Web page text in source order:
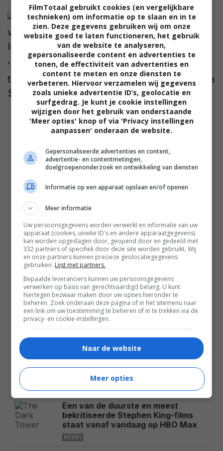
'The King of Pop' na één weekend van zijn
troon gestoten, al staat 'Michael' al op bijna
$500 miljoen wereldwijd!
ALGEMEEN
MEEST GELEZEN
Vanavond om 22:15 uur kijk je op
bekendste helden laat zien
Een van de duurste en meest
bekritiseerde Stephen King-films
staat vanaf vandaag op HBO Max
NIEUWS
FilmTotaal gebruikt cookies (en vergelijkbare
technieken) om informatie op te slaan en in te
zien. Deze gegevens gebruiken wij om onze
website goed te laten functioneren, het gebruik
van de website te analyseren,
gepersonaliseerde content en advertenties te
tonen, de effectiviteit van advertenties en
content te meten en onze diensten te
verbeteren. Hiervoor verzamelen wij gegevens
zoals unieke advertentie ID’s, geolocatie en
surfgedrag. Je kunt je cookie instellingen
wijzigen door het gebruik van onderstaande
'Meer opties' knop of via 'Privacy instellingen
aanpassen' onderaan de website.
Gepersonaliseerde advertenties en content,
advertentie- en contentmetingen,
doelgroepenonderzoek en ontwikkeling van diensten
Informatie op een apparaat opslaan en/of openen
Meer informatie
Uw persoonsgegevens worden verwerkt en informatie van uw
apparaat (cookies, unieke ID's en andere apparaatgegevens)
kan worden opgeslagen door, geopend door en gedeeld met
332 partners of specifiek door deze site worden gebruikt. Wij
en onze partners kunnen precieze geolocatiegegevens
gebruiken. Lijst met partners.
Bepaalde leveranciers kunnen uw persoonsgegevens
verwerken op basis van gerechtvaardigd belang. U kunt
hiertegen bezwaar maken door uw opties hieronder te
beheren. Zoek onderaan deze pagina of in het sitemenu naar
een link om uw toestemming te beheren of in te trekken via de
privacy- en cookie-instellingen.
Naar de website
Meer opties